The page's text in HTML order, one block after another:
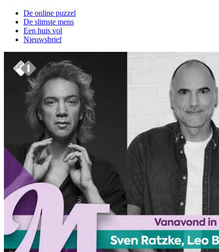
De online puzzel
De slimste mens
Een huis vol
Nieuwsbrief